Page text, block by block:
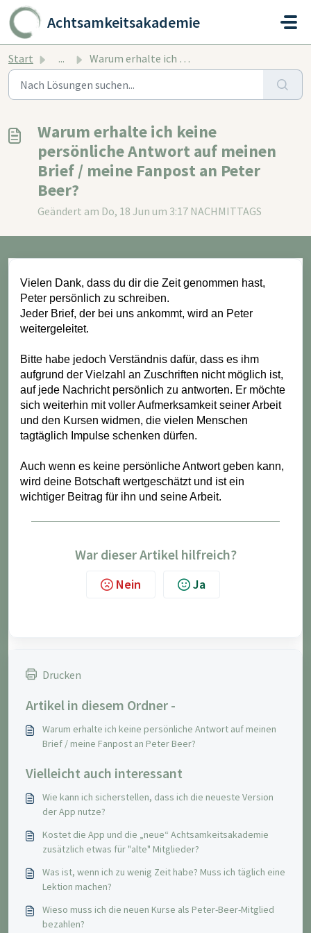
Zum hauptsächlichen Inhalt gehen
Achtsamkeitsakademie
Start ... Warum erhalte ich keine persönliche Antwort auf meinen Br...
Warum erhalte ich keine
persönliche Antwort auf meinen
Brief / meine Fanpost an Peter
Beer?
Geändert am Do, 18 Jun um 3:17 NACHMITTAGS
Vielen Dank, dass du dir die Zeit genommen hast,
Peter persönlich zu schreiben.
Jeder Brief, der bei uns ankommt, wird an Peter
weitergeleitet.
Bitte habe jedoch Verständnis dafür, dass es ihm
aufgrund der Vielzahl an Zuschriften nicht möglich ist,
auf jede Nachricht persönlich zu antworten. Er möchte
sich weiterhin mit voller Aufmerksamkeit seiner Arbeit
und den Kursen widmen, die vielen Menschen
tagtäglich Impulse schenken dürfen.
Auch wenn es keine persönliche Antwort geben kann,
wird deine Botschaft wertgeschätzt und ist ein
wichtiger Beitrag für ihn und seine Arbeit.
War dieser Artikel hilfreich?
Nein Ja
Drucken
Artikel in diesem Ordner -
Warum erhalte ich keine persönliche Antwort auf meinen
Brief / meine Fanpost an Peter Beer?
Vielleicht auch interessant
Wie kann ich sicherstellen, dass ich die neueste Version
der App nutze?
Kostet die App und die „neue“ Achtsamkeitsakademie
zusätzlich etwas für "alte" Mitglieder?
Was ist, wenn ich zu wenig Zeit habe? Muss ich täglich eine
Lektion machen?
Wieso muss ich die neuen Kurse als Peter-Beer-Mitglied
bezahlen?